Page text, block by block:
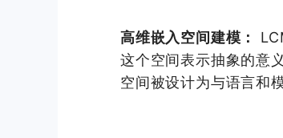
高维嵌入空间建模：
这个空间表示抽象的意
空间被设计为与语言和